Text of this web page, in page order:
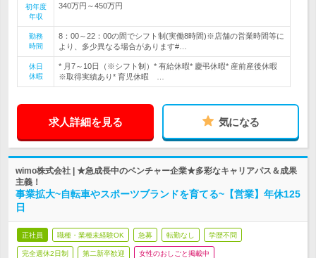
初年度
年収
340万円～450万円
勤務
時間
8：00～22：00の間でシフト制(実働8時間)※店舗の営業時間等に
より、多少異なる場合があります#…
休日
休暇
* 月7～10日（※シフト制）* 有給休暇* 慶弔休暇* 産前産後休暇
※取得実績あり* 育児休暇 …
求人詳細を見る 気になる
wimo株式会社 | ★急成長中のベンチャー企業★多彩なキャリアパス＆成果
主義！
事業拡大~自転車やスポーツブランドを育てる~【営業】年休125
日
正社員 職種・業種未経験OK 急募 転勤なし 学歴不問
完全週休2日制 第二新卒歓迎 女性のおしごと掲載中